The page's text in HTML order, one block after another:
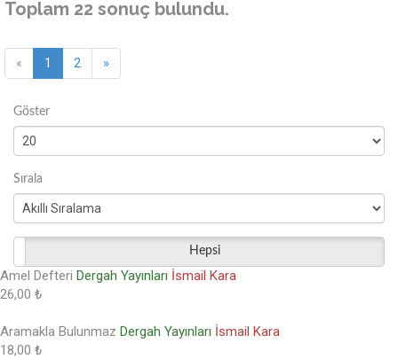
Toplam 22 sonuç bulundu.
« 1 2 »
Göster
Sırala
Hepsi
Amel Defteri Dergah Yayınları İsmail Kara
26,00 ₺
Aramakla Bulunmaz Dergah Yayınları İsmail Kara
18,00 ₺